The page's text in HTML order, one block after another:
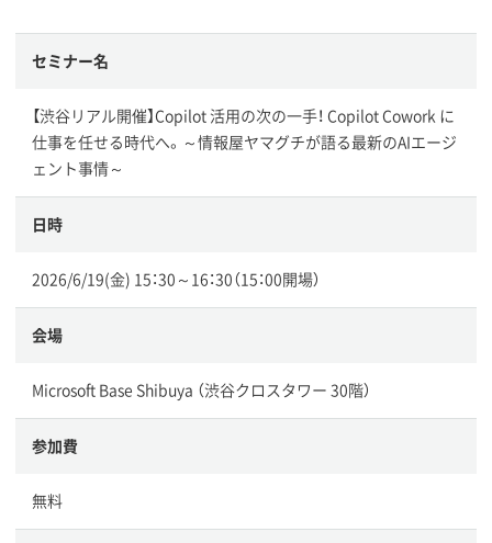
セミナー名
【渋谷リアル開催】Copilot 活用の次の一手！ Copilot Cowork に
仕事を任せる時代へ。～情報屋ヤマグチが語る最新のAIエージ
ェント事情～
日時
2026/6/19(金) 15：30～16：30（15：00開場）
会場
Microsoft Base Shibuya （渋谷クロスタワー 30階）
参加費
無料